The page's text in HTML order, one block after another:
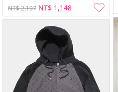
NT$ 2,197 NT$ 1,148